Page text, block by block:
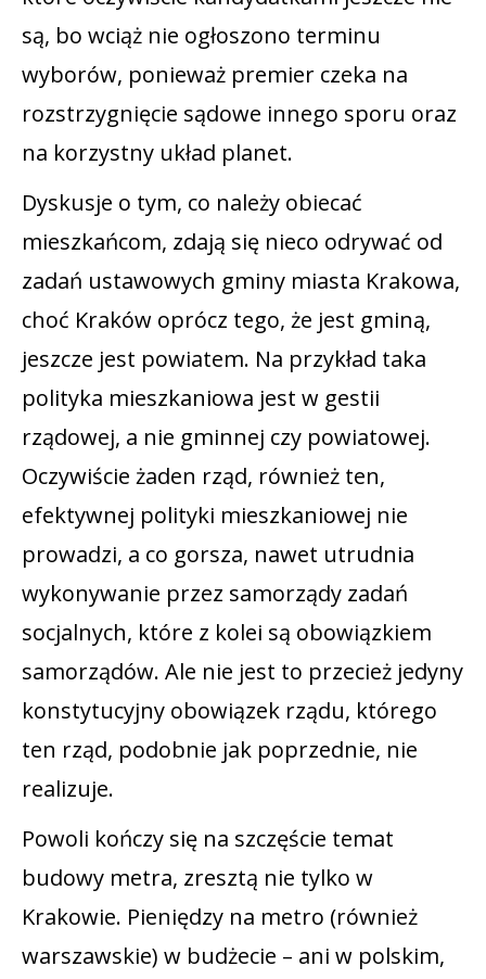
są, bo wciąż nie ogłoszono terminu
wyborów, ponieważ premier czeka na
rozstrzygnięcie sądowe innego sporu oraz
na korzystny układ planet.
Dyskusje o tym, co należy obiecać
mieszkańcom, zdają się nieco odrywać od
zadań ustawowych gminy miasta Krakowa,
choć Kraków oprócz tego, że jest gminą,
jeszcze jest powiatem. Na przykład taka
polityka mieszkaniowa jest w gestii
rządowej, a nie gminnej czy powiatowej.
Oczywiście żaden rząd, również ten,
efektywnej polityki mieszkaniowej nie
prowadzi, a co gorsza, nawet utrudnia
wykonywanie przez samorządy zadań
socjalnych, które z kolei są obowiązkiem
samorządów. Ale nie jest to przecież jedyny
konstytucyjny obowiązek rządu, którego
ten rząd, podobnie jak poprzednie, nie
realizuje.
Powoli kończy się na szczęście temat
budowy metra, zresztą nie tylko w
Krakowie. Pieniędzy na metro (również
warszawskie) w budżecie – ani w polskim,